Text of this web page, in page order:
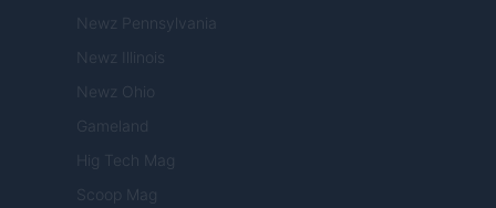
Newz Pennsylvania
Newz Illinois
Newz Ohio
Gameland
Hig Tech Mag
Scoop Mag